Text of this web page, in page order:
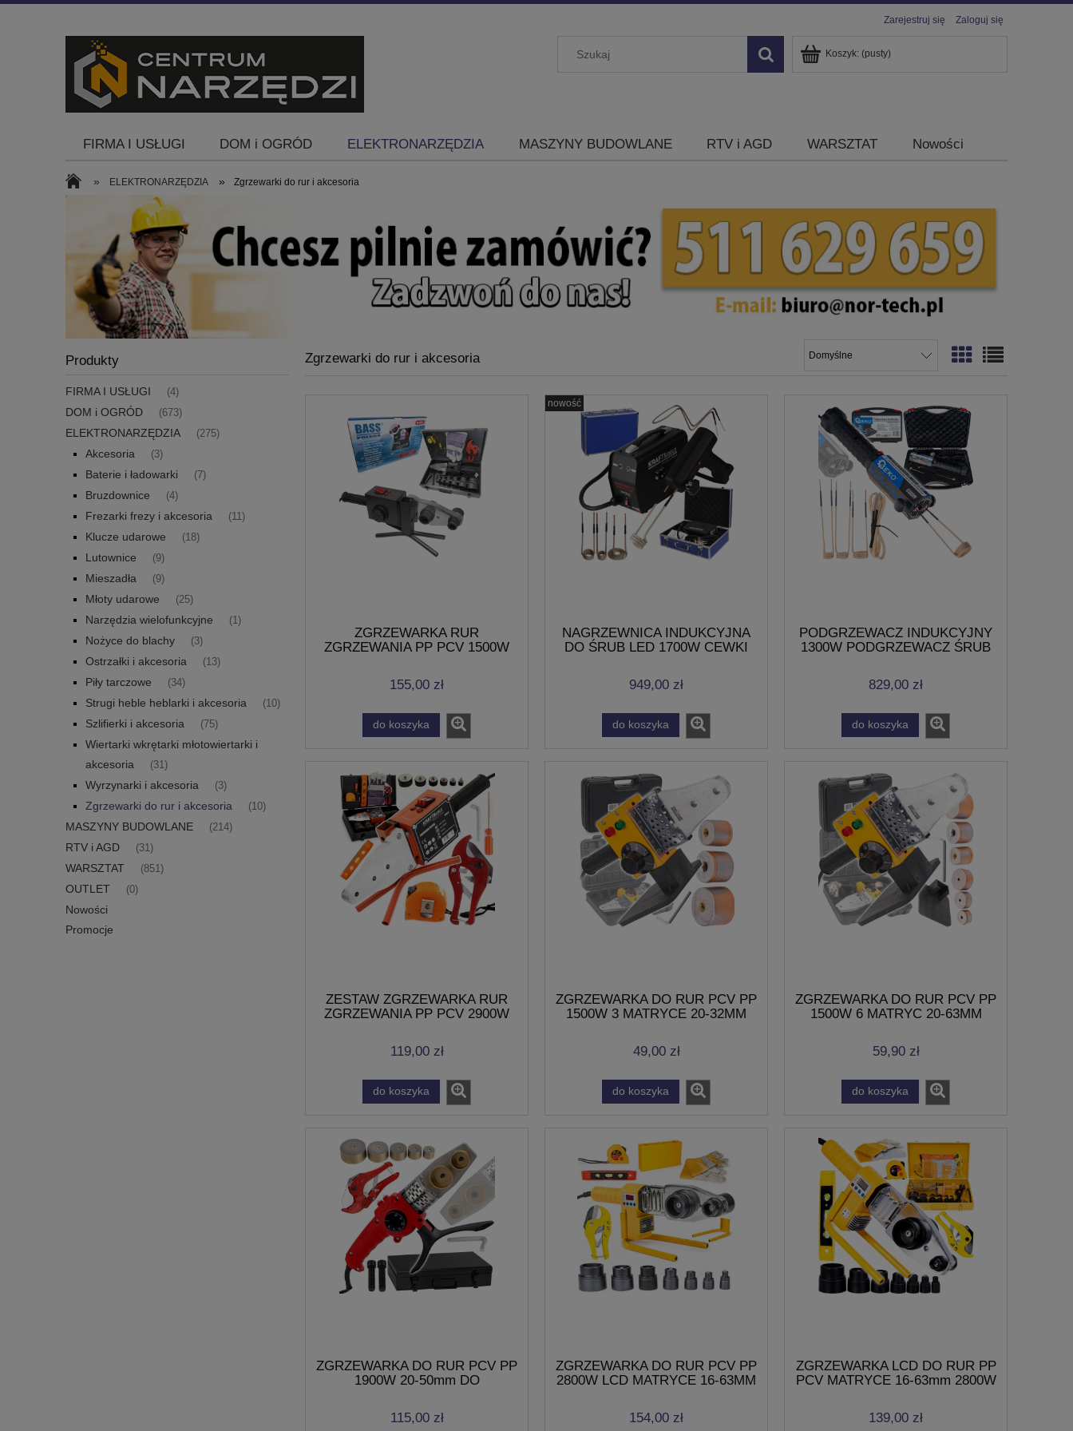
Zarejestruj się Zaloguj się
Koszyk: (pusty)
FIRMA I USŁUGI DOM i OGRÓD ELEKTRONARZĘDZIA MASZYNY BUDOWLANE RTV i AGD WARSZTAT Nowości
» ELEKTRONARZĘDZIA » Zgrzewarki do rur i akcesoria
Produkty
FIRMA I USŁUGI (4)
DOM i OGRÓD (673)
ELEKTRONARZĘDZIA (275)
Akcesoria (3)
Baterie i ładowarki (7)
Bruzdownice (4)
Frezarki frezy i akcesoria (11)
Klucze udarowe (18)
Lutownice (9)
Mieszadła (9)
Młoty udarowe (25)
Narzędzia wielofunkcyjne (1)
Nożyce do blachy (3)
Ostrzałki i akcesoria (13)
Piły tarczowe (34)
Strugi heble heblarki i akcesoria (10)
Szlifierki i akcesoria (75)
Wiertarki wkrętarki młotowiertarki i
akcesoria
(31)
Wyrzynarki i akcesoria (3)
Zgrzewarki do rur i akcesoria (10)
MASZYNY BUDOWLANE (214)
RTV i AGD (31)
WARSZTAT (851)
OUTLET (0)
Nowości
Promocje
Zgrzewarki do rur i akcesoria
ZGRZEWARKA RUR
ZGRZEWANIA PP PCV 1500W
155,00 zł
do koszyka
NAGRZEWNICA INDUKCYJNA
DO ŚRUB LED 1700W CEWKI
949,00 zł
do koszyka
nowość
PODGRZEWACZ INDUKCYJNY
1300W PODGRZEWACZ ŚRUB
829,00 zł
do koszyka
ZESTAW ZGRZEWARKA RUR
ZGRZEWANIA PP PCV 2900W
119,00 zł
do koszyka
ZGRZEWARKA DO RUR PCV PP
1500W 3 MATRYCE 20-32MM
49,00 zł
do koszyka
ZGRZEWARKA DO RUR PCV PP
1500W 6 MATRYC 20-63MM
59,90 zł
do koszyka
ZGRZEWARKA DO RUR PCV PP
1900W 20-50mm DO
ZESTAW
115,00 zł
ZGRZEWARKA DO RUR PCV PP
2800W LCD MATRYCE 16-63MM
154,00 zł
ZGRZEWARKA LCD DO RUR PP
PCV MATRYCE 16-63mm 2800W
139,00 zł